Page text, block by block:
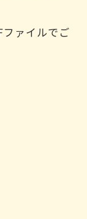
ァイルでご